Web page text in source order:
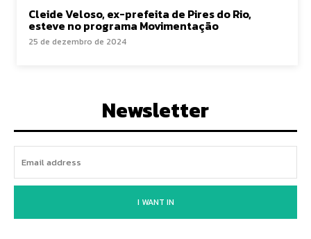
Cleide Veloso, ex-prefeita de Pires do Rio,
esteve no programa Movimentação
25 de dezembro de 2024
Newsletter
I WANT IN